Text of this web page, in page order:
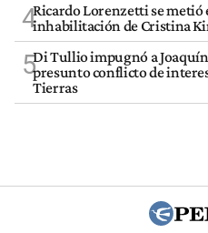
4Ricardo Lorenzetti se metió
inhabilitación de Cristina
5Di Tullio impugnó a
presunto conflicto de
Tierras